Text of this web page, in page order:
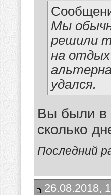
Мы
решили
на отдых
удался.
Вы были в
сколько
Последний
26.08.2018,